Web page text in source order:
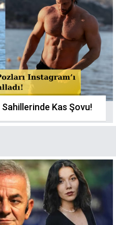
Kas Şovu!